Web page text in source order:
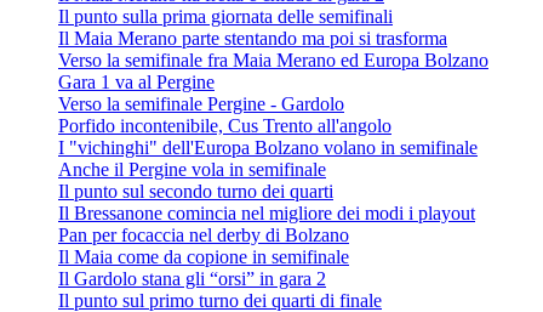
Il punto sulla prima giornata delle semifinali
Il Maia Merano parte stentando ma poi si trasforma
Verso la semifinale fra Maia Merano ed Europa Bolzano
Gara 1 va al Pergine
Verso la semifinale Pergine - Gardolo
Porfido incontenibile, Cus Trento all'angolo
I "vichinghi" dell'Europa Bolzano volano in semifinale
Anche il Pergine vola in semifinale
Il punto sul secondo turno dei quarti
Il Bressanone comincia nel migliore dei modi i playout
Pan per focaccia nel derby di Bolzano
Il Maia come da copione in semifinale
Il Gardolo stana gli “orsi” in gara 2
Il punto sul primo turno dei quarti di finale